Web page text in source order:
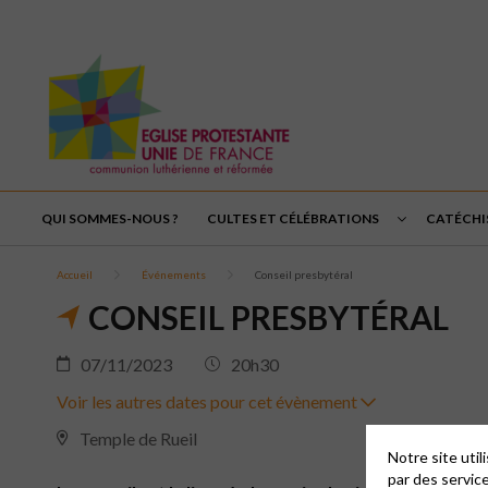
QUI SOMMES-NOUS ? CULTES ET CÉLÉBRATIONS
Accueil Événements Conseil presbytéral
CONSEIL PRESBYTÉRAL
07/11/2023
20h30
Voir les autres dates pour cet évènement
Temple de Rueil
Notre site
par des